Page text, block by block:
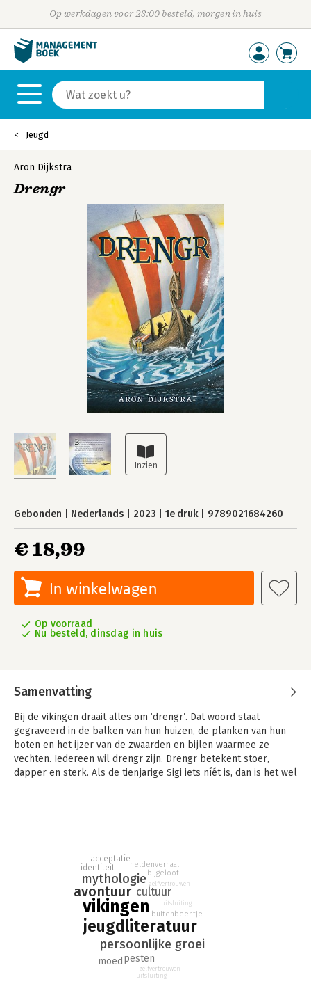
Op werkdagen voor 23:00 besteld, morgen in huis
Jeugd
Aron Dijkstra
Drengr
Gebonden Nederlands 2023 1e druk 9789021684260
€ 18,99
In winkelwagen
Op voorraad
Nu besteld, dinsdag in huis
Samenvatting
Bij de vikingen draait alles om ‘drengr’. Dat woord staat
gegraveerd in de balken van hun huizen, de planken van hun
boten en het ijzer van de zwaarden en bijlen waarmee ze
vechten. Iedereen wil drengr zijn. Drengr betekent stoer,
dapper en sterk. Als de tienjarige Sigi iets níét is, dan is het wel
hebben. Als Einar, de zoon van jarl Eirik, Siggi op een avond
publiekelijk uitdaagt, krijgt Siggi van het stamhoofd een laatste
kans om te bewijzen dat hij een van hen is. Hij krijgt een boot
en een strijdbijl, en wordt op een missie naar de Oerzee
gestuurd. Pas als het hem lukt om daar als een echte viking de
Wereld-Slang te doden, zal hij zich van Loki bevrijden en mag
hij terugkomen…
vikingen
jeugdliteratuur
avontuur
mythologie
persoonlijke groei
cultuur
pesten
moed
identiteit
acceptatie
heldenverhaal
buitenbeentje
bijgeloof
zelfvertrouwen
uitsluiting
zelfvertrouwen
uitsluiting